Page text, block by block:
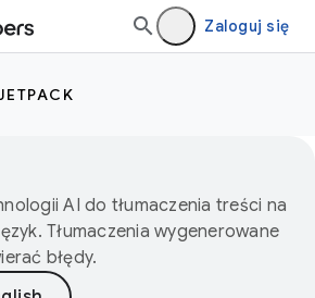
Zaloguj się
AI do tłumaczenia treści na
Tłumaczenia wygenerowane
błędy.